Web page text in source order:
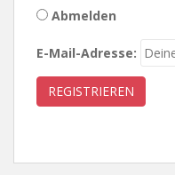
Abmelden
E-Mail-Adresse: